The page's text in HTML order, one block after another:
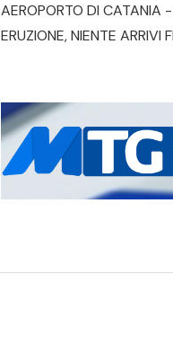
AEROPORTO DI CATANIA
ERUZIONE, NIENTE ARRIVI